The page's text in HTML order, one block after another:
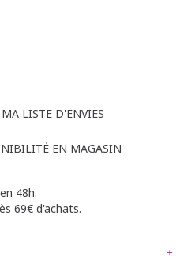
LISTE D'ENVIES
EN MAGASIN
48h.
69€ d'achats.